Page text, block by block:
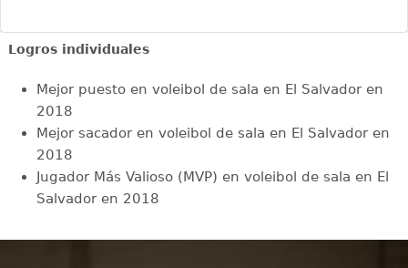
Logros individuales
Mejor puesto en voleibol de sala en El Salvador en
2018
Mejor sacador en voleibol de sala en El Salvador en
2018
Jugador Más Valioso (MVP) en voleibol de sala en El
Salvador en 2018